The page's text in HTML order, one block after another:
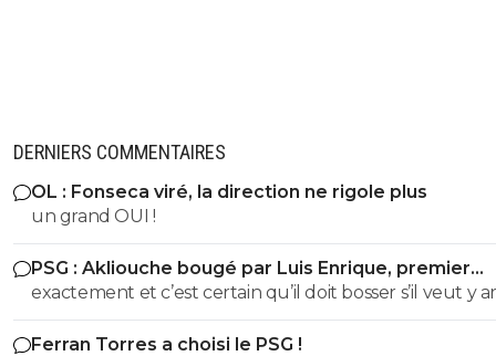
DERNIERS COMMENTAIRES
OL : Fonseca viré, la direction ne rigole plus
un grand OUI !
PSG : Akliouche bougé par Luis Enrique, premier
avertissement
exactement et c’est certain qu’il doit bosser s’il veut y
😏🇵🇹🇧🇷🇫🇷🇺🇦
Ferran Torres a choisi le PSG !